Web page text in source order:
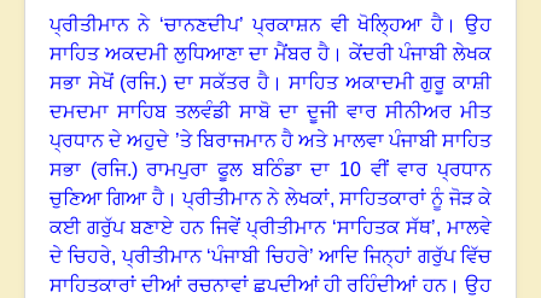
ਪ੍ਰੀਤੀਮਾਨ ਨੇ ‘ਚਾਨਣਦੀਪ’ਪ੍ਰਕਾਸ਼ਨ ਵੀ ਖੋਲ੍ਹਿਆ ਹੈ।ਉਹ
ਸਾਹਿਤ ਅਕਦਮੀ ਲੁਧਿਆਣਾ ਦਾ ਮੈਂਬਰ ਹੈ। ਕੇਂਦਰੀ ਪੰਜਾਬੀ ਲੇਖਕ
ਸਭਾ ਸੇਖੋਂ (ਰਜਿ.) ਦਾ ਸਕੱਤਰ ਹੈ।ਸਾਹਿਤ ਅਕਾਦਮੀ ਗੁਰੂ ਕਾਸ਼ੀ
ਦਮਦਮਾ ਸਾਹਿਬ ਤਲਵੰਡੀ ਸਾਬੋ ਦਾ ਦੂਜੀ ਵਾਰ ਸੀਨੀਅਰ ਮੀਤ
ਪ੍ਰਧਾਨ ਦੇ ਅਹੁਦੇ ’ਤੇ ਬਿਰਾਜਮਾਨ ਹੈ ਅਤੇ ਮਾਲਵਾ ਪੰਜਾਬੀ ਸਾਹਿਤ
ਸਭਾ (ਰਜਿ.) ਰਾਮਪੁਰਾ ਫੂਲ ਬਠਿੰਡਾ ਦਾ 10 ਵੀਂ ਵਾਰ ਪ੍ਰਧਾਨ
ਚੁਣਿਆ ਗਿਆ ਹੈ।ਪ੍ਰੀਤੀਮਾਨ ਨੇ ਲੇਖਕਾਂ,ਸਾਹਿਤਕਾਰਾਂ ਨੂੰ ਜੋੜ ਕੇ
ਕਈ ਗਰੁੱਪ ਬਣਾਏ ਹਨ ਜਿਵੇਂ ਪ੍ਰੀਤੀਮਾਨ ‘ਸਾਹਿਤਕ ਸੱਥ’, ਮਾਲਵੇ
ਦੇ ਚਿਹਰੇ,ਪ੍ਰੀਤੀਮਾਨ ‘ਪੰਜਾਬੀ ਚਿਹਰੇ’ ਆਦਿ ਜਿਨ੍ਹਾਂ ਗਰੁੱਪ ਵਿੱਚ
ਸਾਹਿਤਕਾਰਾਂ ਦੀਆਂ ਰਚਨਾਵਾਂ ਛਪਦੀਆਂ ਹੀ ਰਹਿੰਦੀਆਂ ਹਨ।ਉਹ